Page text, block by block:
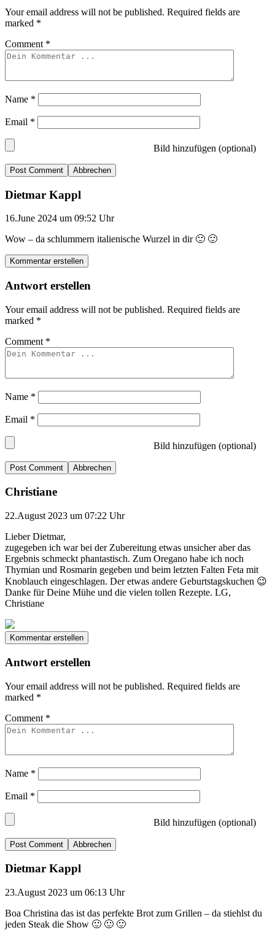
Your email address will not be published. Required fields are
marked *
Comment *
Name *
Email *
Bild hinzufügen (optional)
Abbrechen
Dietmar Kappl
16.June 2024 um 09:52 Uhr
Wow – da schlummern italienische Wurzel in dir 🙂 🙂
Kommentar erstellen
Antwort erstellen
Your email address will not be published. Required fields are
marked *
Comment *
Name *
Email *
Bild hinzufügen (optional)
Abbrechen
Christiane
22.August 2023 um 07:22 Uhr
Lieber Dietmar,
zugegeben ich war bei der Zubereitung etwas unsicher aber das
Ergebnis schmeckt phantastisch. Zum Oregano habe ich noch
Thymian und Rosmarin gegeben und beim letzten Falten Feta mit
Knoblauch eingeschlagen. Der etwas andere Geburtstagskuchen 😉
Danke für Deine Mühe und die vielen tollen Rezepte. LG,
Christiane
Kommentar erstellen
Antwort erstellen
Your email address will not be published. Required fields are
marked *
Comment *
Name *
Email *
Bild hinzufügen (optional)
Abbrechen
Dietmar Kappl
23.August 2023 um 06:13 Uhr
Boa Christina das ist das perfekte Brot zum Grillen – da stiehlst du
jeden Steak die Show 🙂 🙂 🙂